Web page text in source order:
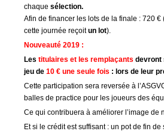
chaque sélection.
Afin de financer les lots de la finale : 720 €
cette journée reçoitun lot).
Nouveauté 2019 :
Les titulaires et les remplaçants devront
jeu de 10 € une seule fois : lors de leur
Cette participation sera reversée à
balles de practice pour les joueurs des
Ce qui contribuera à améliorer l’image de
Et si le crédit est suffisant : un pot de fin